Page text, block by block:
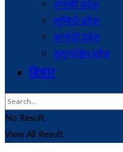
गण्डकी प्रदेश
लुम्बिनी प्रदेश
कर्णाली प्रदेश
सुदूरपश्चिम प्रदेश
बिचार
No Result
View All Result